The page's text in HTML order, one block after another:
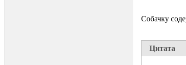
Собачку
Цитата